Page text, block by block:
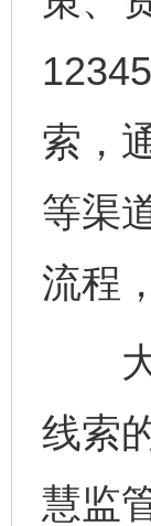
索，
等渠
流程
大
线索
慧监